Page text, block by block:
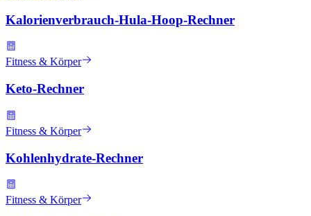
Kalorienverbrauch-Hula-Hoop-Rechner
Fitness & Körper
Keto-Rechner
Fitness & Körper
Kohlenhydrate-Rechner
Fitness & Körper